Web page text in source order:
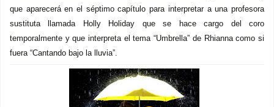
que aparecerá en el séptimo capítulo para interpretar a una profesora
sustituta llamada Holly Holiday que se hace cargo del coro
temporalmente y que interpreta el tema “Umbrella” de Rhianna como si
fuera “Cantando bajo la lluvia”.